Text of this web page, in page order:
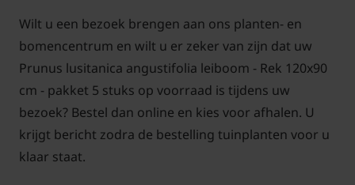
Bomen van tuinplantenwinkel.nl kunt u jaarrond
planten. Dit kan omdat we al onze bomen in
potleveren. Aanplanten in de herfst, winter, lente
én zomer is dus altijd mogelijk, met
aangroeigarantie!
Wilt u een bezoek brengen aan ons planten- en
bomencentrum en wilt u er zeker van zijn dat uw
Prunus lusitanica angustifolia leiboom - Rek 120x90
cm - pakket 5 stuks op voorraad is tijdens uw
bezoek? Bestel dan online en kies voor afhalen. U
krijgt bericht zodra de bestelling tuinplanten voor u
klaar staat.